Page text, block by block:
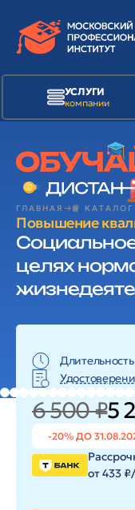
УСЛУГИ
компании
ГЛАВНАЯ 📙
Повышение
целях
6 500 ₽5
-20% ДО
от 433